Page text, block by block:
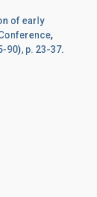
of early
90), p. 23-37.